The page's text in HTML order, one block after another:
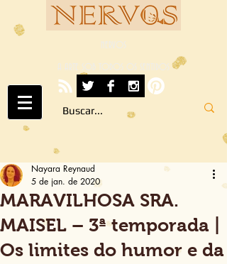
NERVOS
A ARTE SOB TODOS OS SENTIDOS
MARAVILHOSA SRA.
MAISEL – 3ª temporada |
Os limites do humor e da
Nayara Reynaud
5 de jan. de 2020